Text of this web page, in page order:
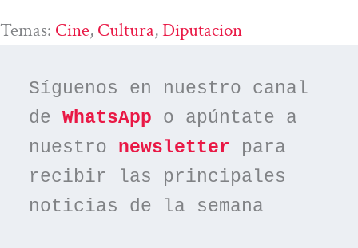
Temas: Cine, Cultura, Diputacion
Síguenos en nuestro canal
de WhatsApp o apúntate a
nuestro newsletter para
recibir las principales
noticias de la semana